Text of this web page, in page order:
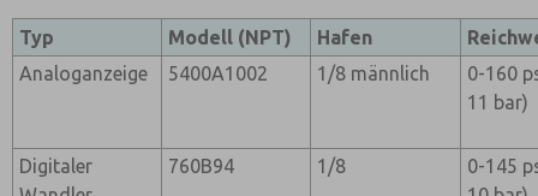
Typ Modell (NPT) Hafen
Analoganzeige
5400A1002 1/8 männlich
0-160
11 bar)
Digitaler
760B94 1/8
0-145